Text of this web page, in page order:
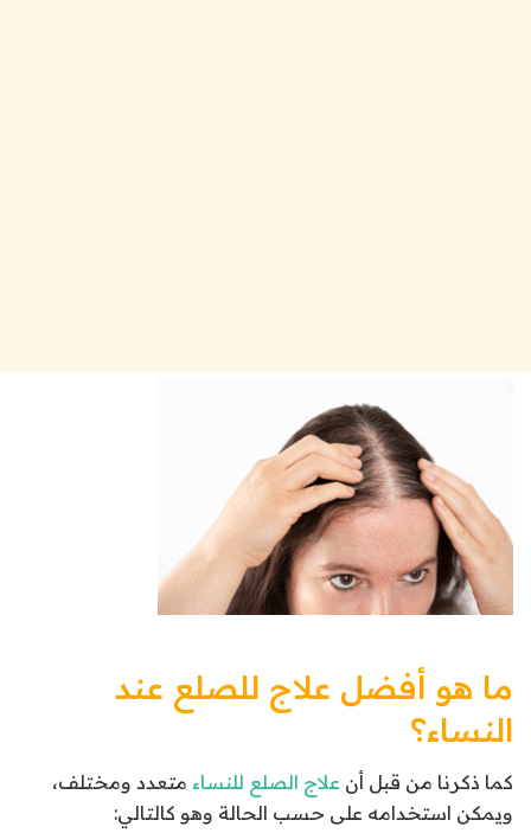
ما هو أفضل علاج للصلع عند
النساء؟
كما ذكرنا من قبل أن علاج الصلع للنساء متعدد ومختلف،
ويمكن استخدامه على حسب الحالة وهو كالتالي: